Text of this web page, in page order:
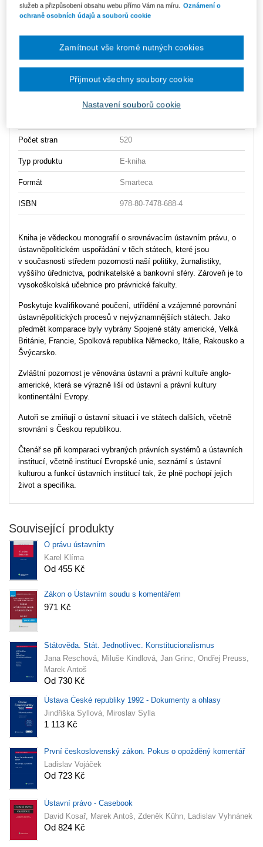
Ukázka
Wolters Kluwer
Autor Josef Blahož,Vladimír Balaš,Karel
Klíma
Počet stran 520
Typ produktu E-kniha
Formát Smarteca
ISBN 978-80-7478-688-4
Kniha je vědeckou monografií o srovnávacím ústavním právu, o
ústavněpolitickém uspořádání v těch státech, které jsou
v současnosti středem pozornosti naší politiky, žurnalistiky,
vyššího úřednictva, podnikatelské a bankovní sféry. Zároveň je to
vysokoškolská učebnice pro právnické fakulty.
Poskytuje kvalifikované poučení, utřídění a vzájemné porovnání
ústavněpolitických procesů v nejvýznamnějších státech. Jako
předmět komparace byly vybrány Spojené státy americké, Velká
Británie, Francie, Spolková republika Německo, Itálie, Rakousko a
Švýcarsko.
Zvláštní pozornost je věnována ústavní a právní kultuře anglo-
americké, která se výrazně liší od ústavní a právní kultury
kontinentální Evropy.
Autoři se zmiňují o ústavní situaci i ve státech dalších, včetně
srovnání s Českou republikou.
Čtenář se při komparaci vybraných právních systémů a ústavních
institucí, včetně institucí Evropské unie, seznámí s ústavní
kulturou a funkcí ústavních institucí tak, že plně pochopí jejich
život a specifika.
Související produkty
O právu ústavním
Karel Klíma
Od 455 Kč
Zákon o Ústavním soudu s komentářem
971 Kč
Státověda. Stát. Jednotlivec. Konstitucionalismus
Jana Reschová, Miluše Kindlová, Jan Grinc, Ondřej Preuss,
Marek Antoš
Od 730 Kč
Ústava České republiky 1992 - Dokumenty a ohlasy
Jindřiška Syllová, Miroslav Sylla
1 113 Kč
První československý zákon. Pokus o opožděný komentář
Ladislav Vojáček
Od 723 Kč
Ústavní právo - Casebook
David Kosař, Marek Antoš, Zdeněk Kühn, Ladislav Vyhnánek
Od 824 Kč
služeb a přizpůsobení obsahu webu přímo Vám na míru.
Oznámení o
ochraně osobních údajů a souborů cookie
Nastavení souborů cookie
Zamítnout vše kromě nutných cookies
Přijmout všechny soubory cookie